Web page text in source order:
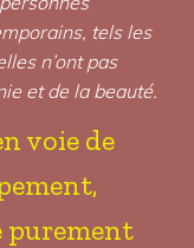
tels les
n’ont pas
et de la beauté.
voie de
purement